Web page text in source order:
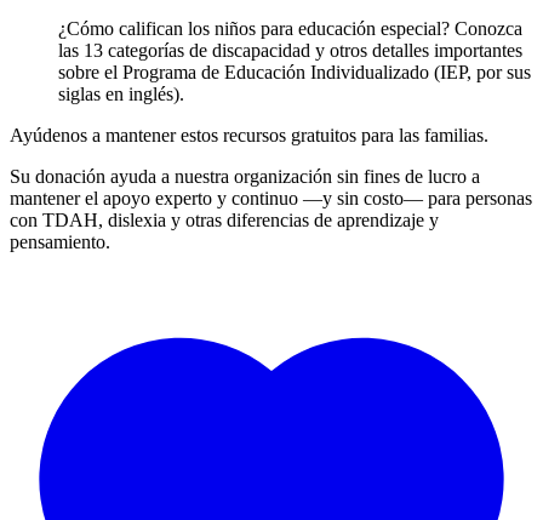
¿Cómo califican los niños para educación especial? Conozca
las 13 categorías de discapacidad y otros detalles importantes
sobre el Programa de Educación Individualizado (IEP, por sus
siglas en inglés).
Ayúdenos a mantener estos recursos gratuitos para las familias.
Su donación ayuda a nuestra organización sin fines de lucro a
mantener el apoyo experto y continuo —y sin costo— para personas
con TDAH, dislexia y otras diferencias de aprendizaje y
pensamiento.